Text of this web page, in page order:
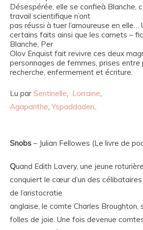
Désespérée, elle se confieà Blanche,
travail scientifique n’ont
pas réussi à tuer l’amoureuse en elle…
certains faits ainsi que les carnets –
Blanche, Per
Olov Enquist fait revivre ces deux
personnages de femmes, prises entre
recherche, enfermement et écriture.
Lu par Sentinelle, Lorraine,
Agapanthe, Yspaddaden.
Snobs – Julian Fellowes (Le livre de
Quand Edith Lavery, une jeune
conquiert le cœur d’un des
de l’aristocratie
anglaise, le comte Charles Broughton,
folles de joie. Une fois devenue